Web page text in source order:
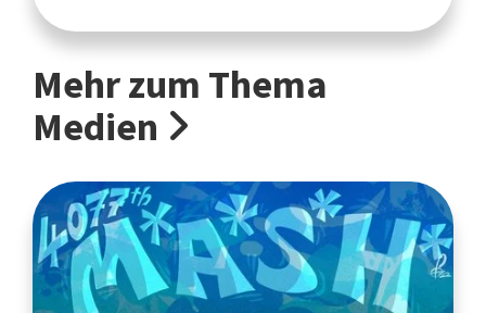
Mehr zum Thema
Medien